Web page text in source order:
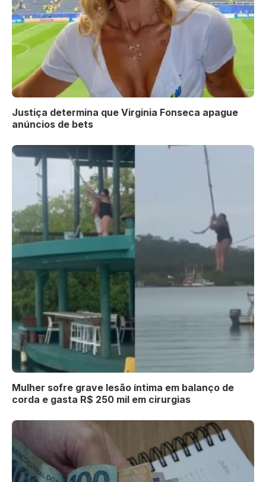
Justiça determina que Virginia Fonseca apague
anúncios de bets
Mulher sofre grave lesão íntima em balanço de
corda e gasta R$ 250 mil em cirurgias